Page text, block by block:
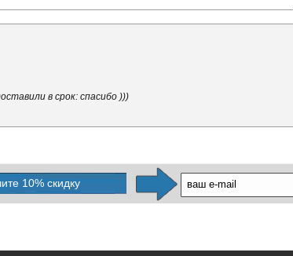
в срок: спасибо )))
10% скидку